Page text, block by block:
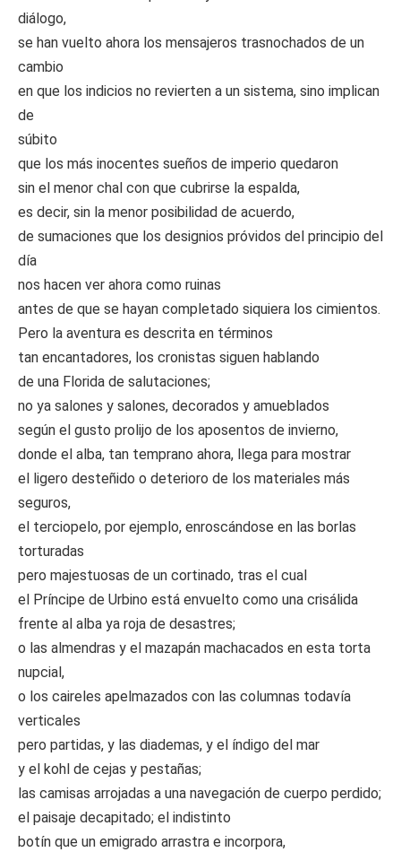
diálogo,
se han vuelto ahora los mensajeros trasnochados de un
cambio
en que los indicios no revierten a un sistema, sino implican
de
súbito
que los más inocentes sueños de imperio quedaron
sin el menor chal con que cubrirse la espalda,
es decir, sin la menor posibilidad de acuerdo,
de sumaciones que los designios próvidos del principio del
día
nos hacen ver ahora como ruinas
antes de que se hayan completado siquiera los cimientos.
Pero la aventura es descrita en términos
tan encantadores, los cronistas siguen hablando
de una Florida de salutaciones;
no ya salones y salones, decorados y amueblados
según el gusto prolijo de los aposentos de invierno,
donde el alba, tan temprano ahora, llega para mostrar
el ligero desteñido o deterioro de los materiales más
seguros,
el terciopelo, por ejemplo, enroscándose en las borlas
torturadas
pero majestuosas de un cortinado, tras el cual
el Príncipe de Urbino está envuelto como una crisálida
frente al alba ya roja de desastres;
o las almendras y el mazapán machacados en esta torta
nupcial,
o los caireles apelmazados con las columnas todavía
verticales
pero partidas, y las diademas, y el índigo del mar
y el kohl de cejas y pestañas;
las camisas arrojadas a una navegación de cuerpo perdido;
el paisaje decapitado; el indistinto
botín que un emigrado arrastra e incorpora,